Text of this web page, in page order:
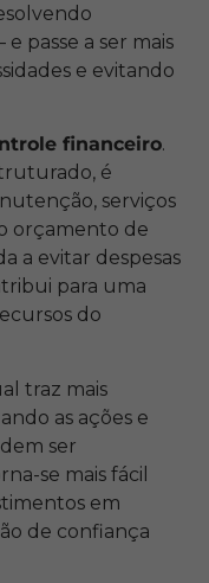
passe a ser mais
e evitando
financeiro.
é
serviços
orçamento de
a evitar despesas
para uma
do
traz mais
as ações e
ser
se mais fácil
em
de confiança